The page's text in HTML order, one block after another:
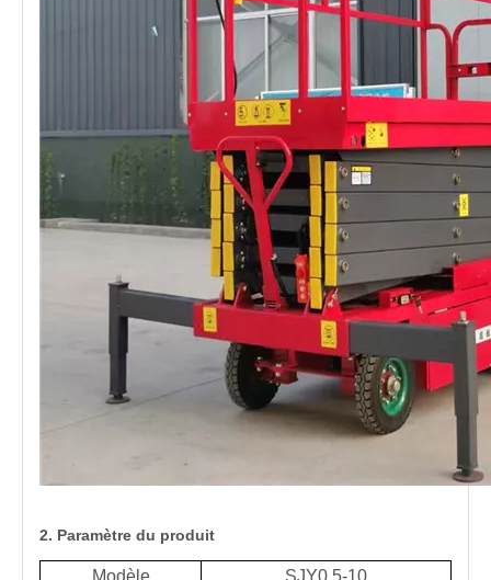
2. Paramètre du produit
Modèle SJY0.5-10